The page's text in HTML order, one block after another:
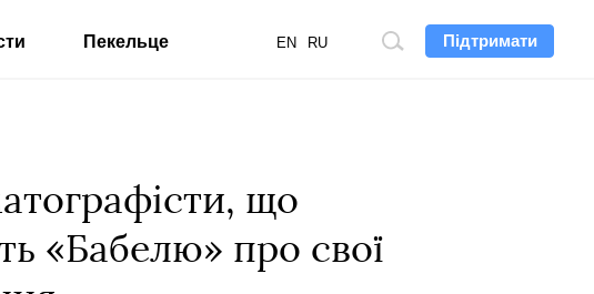
Підтримати
Пошук
EN RU
Пекельце
що
«Бабелю» про свої